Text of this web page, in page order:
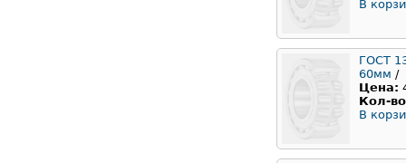
В
ГОСТ
60мм /
Цена:
Кол-
В